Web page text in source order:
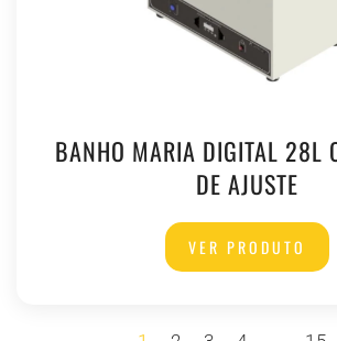
BANHO MARIA DIGITAL 28L
DE AJUSTE
VER PRODUTO